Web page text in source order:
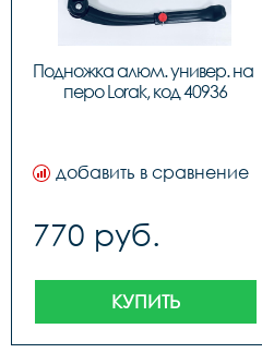
Подножка алюм. универ. на
перо Lorak, код 40936
добавить в сравнение
770 руб.
КУПИТЬ